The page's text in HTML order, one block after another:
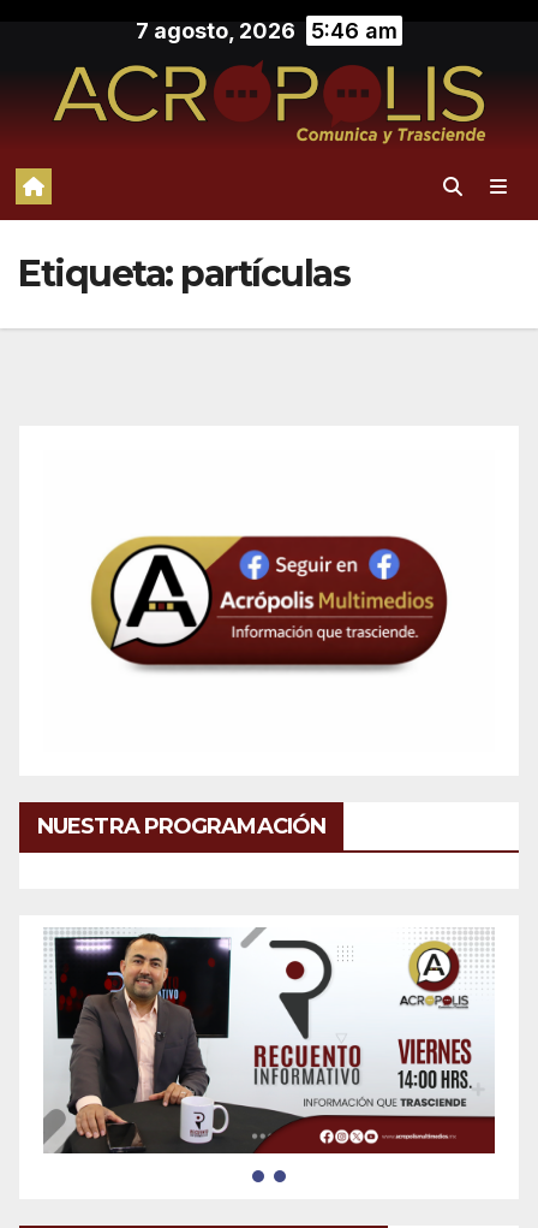
contenido
7 agosto, 2026 5:46 am
Etiqueta: partículas
NUESTRA PROGRAMACIÓN